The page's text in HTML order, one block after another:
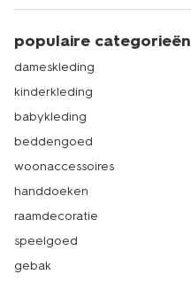
populaire categorieën
dameskleding
kinderkleding
babykleding
beddengoed
woonaccessoires
handdoeken
raamdecoratie
speelgoed
gebak